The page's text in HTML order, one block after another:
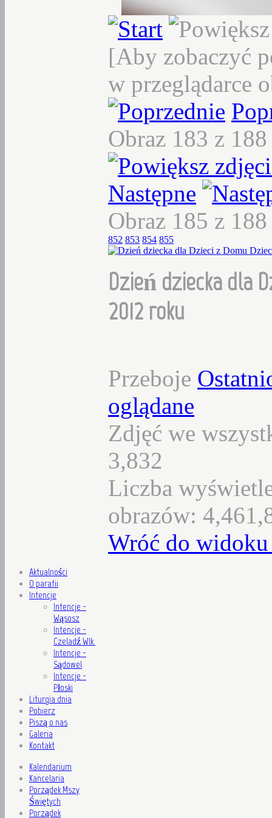
[Aby zobaczyć
w przeglądarce
Obraz 183 z
Następne
Obraz 185 z
852 853 854 855
Dzień dziecka dla
2012 roku
Przeboje
oglądane
Zdjęć we
3,832
Liczba
obrazów:
Wróć do
Aktualności
O parafii
Intencje
Intencje -
Wąsosz
Intencje -
Czeladź Wlk.
Intencje -
Sądowel
Intencje -
Płoski
Liturgia dnia
Pobierz
Piszą o nas
Galeria
Kontakt
Kalendarium
Kancelaria
Porządek Mszy
Świętych
Porządek